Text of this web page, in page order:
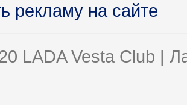
рекламу на сайте
LADA Vesta Club |